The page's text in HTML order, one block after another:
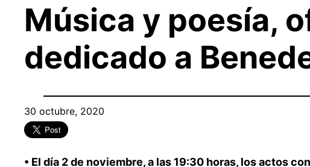
Música y poesía,
dedicado a
30 octubre, 2020
• El día 2 de noviembre, a las 19:30 horas, los actos